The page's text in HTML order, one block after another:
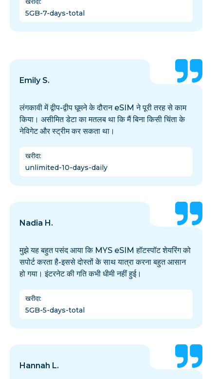
5GB-7-days-total
Emily S.
लंगकावी में द्वीप-द्वीप घूमने के दौरान eSIM ने पूरी तरह से काम
किया। असीमित डेटा का मतलब था कि मैं बिना किसी चिंता के
नेविगेट और स्ट्रीम कर सकता था।
खरीदा:
unlimited-10-days-daily
Nadia H.
मुझे यह बहुत पसंद आया कि MYS eSIM हॉटस्पॉट शेयरिंग को
सपोर्ट करता है-इससे दोस्तों के साथ यात्रा करना बहुत आसान
हो गया। इंटरनेट की गति कभी धीमी नहीं हुई।
खरीदा:
5GB-5-days-total
Hannah L.